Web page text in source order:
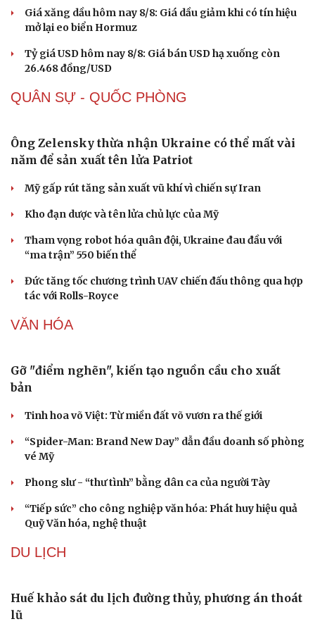
Hà Nội sáp nhập 2 sở và thành lập Sở Ngoại vụ
Điểm chuẩn ĐH Ngoại thương tiếp tục áp sát 30
Hà Nội đề nghị miễn nhiệm 11 Ủy viên UBND Thành phố
nhiệm kỳ 2026-2031
THỊ TRƯỜNG
cao
97.000 đồng/kg
Giá xăng dầu hôm nay 9/8: Giá dầu thế giới tăng nhẹ
Giá xăng dầu hôm nay 8/8: Giá dầu giảm khi có tín hiệu
mở lại eo biển Hormuz
Tỷ giá USD hôm nay 8/8: Giá bán USD hạ xuống còn
26.468 đồng/USD
QUÂN SỰ - QUỐC PHÒNG
Ông Zelensky thừa nhận Ukraine có thể mất vài
năm để sản xuất tên lửa Patriot